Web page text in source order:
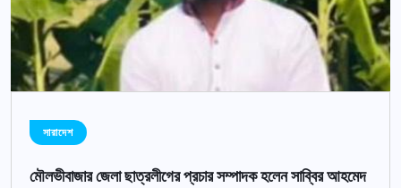
সারাদেশ
মৌলভীবাজার জেলা ছাত্রলীগের প্রচার সম্পাদক হলেন সাব্বির আহমেদ